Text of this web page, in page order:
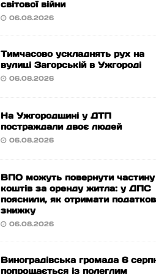
світової війни
06.08.2026
Тимчасово ускладнять рух на
вулиці Загорській в Ужгороді
06.08.2026
На Ужгородщині у ДТП
постраждали двоє людей
06.08.2026
ВПО можуть повернути частину
коштів за оренду житла: у ДПС
пояснили, як отримати
знижку
06.08.2026
Виноградівська громада 6
попрощається із полеглим